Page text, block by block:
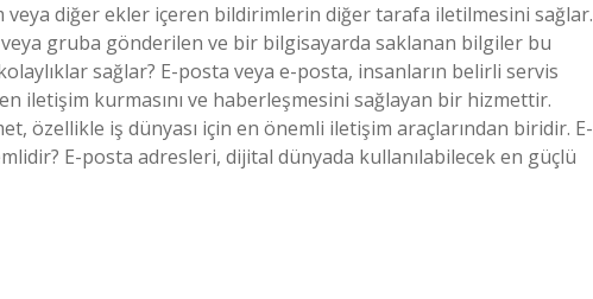
veya diğer ekler içeren bildirimlerin diğer tarafa iletilmesini sağlar.
gruba gönderilen ve bir bilgisayarda saklanan bilgiler bu
sağlar? E-posta veya e-posta, insanların belirli servis
iletişim kurmasını ve haberleşmesini sağlayan bir hizmettir.
özellikle iş dünyası için en önemli iletişim araçlarından biridir. E-
E-posta adresleri, dijital dünyada kullanılabilecek en güçlü